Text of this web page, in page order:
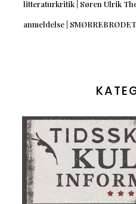
litteraturkritik | Søren Ulrik
anmeldelse | SMØRREBRØDET